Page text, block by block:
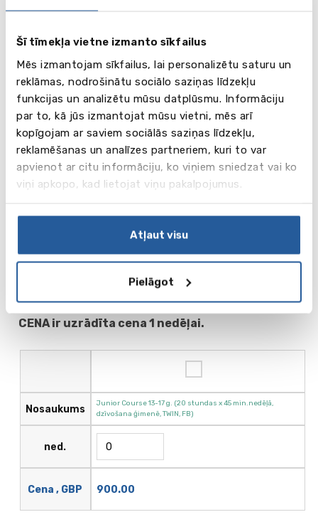
Šī tīmekļa vietne izmanto sīkfailus
Mēs izmantojam sīkfailus, lai personalizētu saturu un
reklāmas, nodrošinātu sociālo saziņas līdzekļu
funkcijas un analizētu mūsu datplūsmu. Informāciju
par to, kā jūs izmantojat mūsu vietni, mēs arī
kopīgojam ar saviem sociālās saziņas līdzekļu,
reklamēšanas un analīzes partneriem, kuri to var
apvienot ar citu informāciju, ko viņiem sniedzat vai ko
viņi apkopo, kad lietojat viņu pakalpojumus.
Atļaut visu
Pielāgot
kura apmeklēšana nevienu neatstāj vienaldzīgu.
Datumi un cenas (2026 g.)
Individuālie braucieni: 01.07 - 12.08
Grupu braucieni sk.šeit
PROGRAMMAS CENĀ IR IEKĻAUTS:
mācības, mācību materiāli, testēšana, sertifikāts,
dažādi sporta un izklaides pasākumi, ekskursijas,
dzīvošana ģimenē vai koledžas rezidencē, trīsreizēja
! Lai iepazītos ar sīkāku informāciju par
programmas nosaukuma.
! Izvēlieties Jūs interesējošo programmu. Ailītē
CENA ir uzrādīta cena 1 nedēļai.
Nosaukums
ned.
Cena , GBP
Junior Course 13-17 g. (20 stundas х 45 min.nedēļā,
dzīvošana ģimenē, TWIN, FB)
900.00